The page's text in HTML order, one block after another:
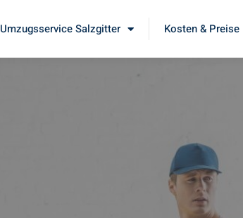
Umzugsservice Salzgitter Kosten & Preise